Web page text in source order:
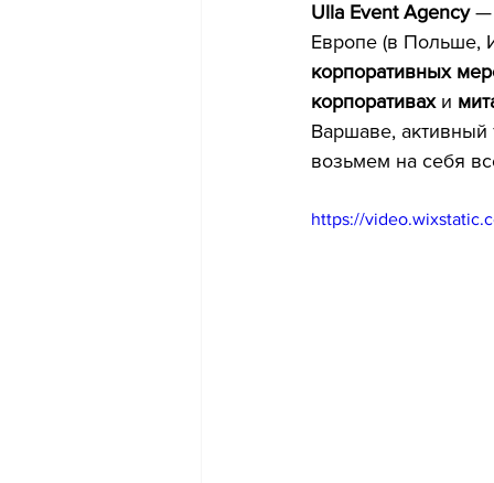
Ulla Event Agency —
Европе (в Польше,
корпоративных
корпоративах и
Варшаве,
возьмем на себя
https://